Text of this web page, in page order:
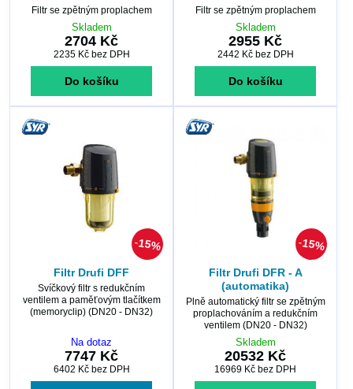
Filtr se zpětným proplachem
Skladem
2704 Kč
2235 Kč bez DPH
Do košíku
Filtr se zpětným proplachem
Skladem
2955 Kč
2442 Kč bez DPH
Do košíku
15%
Filtr Drufi DFF
Svíčkový filtr s redukčním
ventilem a paměťovým tlačítkem
(memoryclip) (DN20 - DN32)
Na dotaz
7747 Kč
6402 Kč bez DPH
15%
Filtr Drufi DFR - A
(automatika)
Plně automatický filtr se zpětným
proplachováním a redukčním
ventilem (DN20 - DN32)
Skladem
20532 Kč
16969 Kč bez DPH